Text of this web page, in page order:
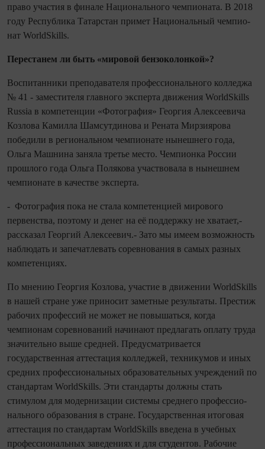
право участия в финале Национального чем­пио­ната. В 2018
году Респуб­лика Татарстан примет Национальный чем­пио­
нат WorldSkills.
Перестанем ли быть «мировой бензоколонкой»?
Воспитанники преподавателя про­фессио­нального колледжа
№ 41 - заместителя главного эксперта движения WorldSkills
Russia в компетенции «Фотография» Георгия Алексеевича
Козлова Камилла Шамсутдинова и Рената Мирзиярова
победили в региональном чем­пио­нате нынешнего года,
Ольга Машнина заняла третье место. Чемпионка России
прошлого года Ольга Полякова участвовала в нынешнем
чем­пио­нате в качестве эксперта.
- Фотография пока не стала компетенцией мирового
первенства, поэтому и денег на её поддержку не хватает,-
рассказал Георгий Алексеевич.- Зато мы имеем возможность
наблюдать и запечатлевать соревнования в самых разных
компетенциях.
По мнению Георгия Козлова, участие в движении WorldSkills
в нашей стране уже приносит заметные результаты. Престиж
рабочих профессий не может не повышаться, ко­гда
чемпионам соревнований начинают предлагать оплату труда
значительно выше средней. Предусматривается
государственная аттестация колледжей, техникумов и иных
средних профессио­нальных образовательных учреждений по
стандартам WorldSkills. Эти стандарты должны стать
стимулом для модернизации системы среднего профессио­
нального образования в стране. Государственная итоговая
аттестация по стандартам WorldSkills введена в учебных
профессио­нальных заведениях и для студентов. Рабочие